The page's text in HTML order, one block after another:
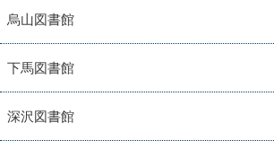
烏山図書館
下馬図書館
深沢図書館